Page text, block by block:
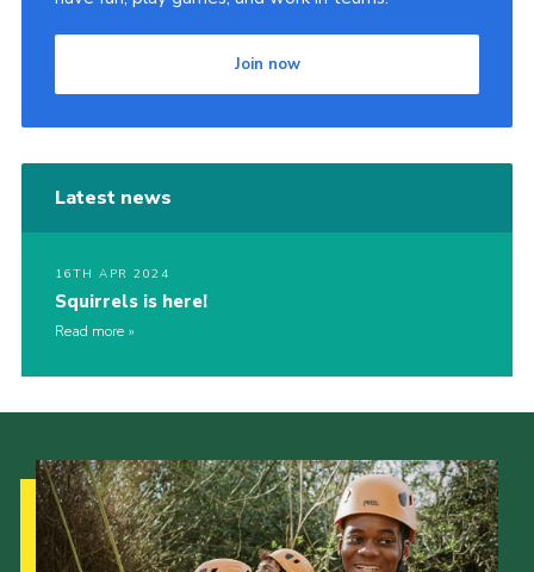
Join now
Latest news
16TH APR 2024
Squirrels is here!
Read more